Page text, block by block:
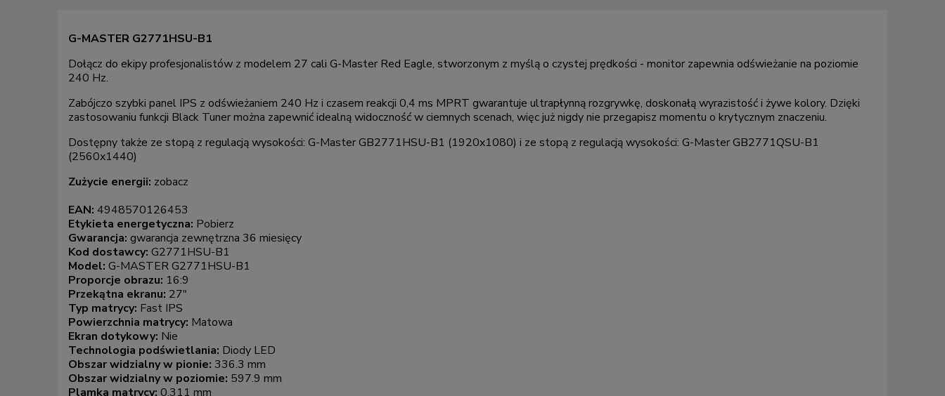
G-MASTER G2771HSU-B1
Dołącz do ekipy profesjonalistów z modelem 27 cali G-Master Red Eagle, stworzonym z myślą o czystej prędkości - monitor zapewnia odświeżanie na poziomie
240 Hz.
Zabójczo szybki panel IPS z odświeżaniem 240 Hz i czasem reakcji 0,4 ms MPRT gwarantuje ultrapłynną rozgrywkę, doskonałą wyrazistość i żywe kolory. Dzięki
zastosowaniu funkcji Black Tuner można zapewnić idealną widoczność w ciemnych scenach, więc już nigdy nie przegapisz momentu o krytycznym znaczeniu.
Dostępny także ze stopą z regulacją wysokości: G-Master GB2771HSU-B1 (1920x1080) i ze stopą z regulacją wysokości: G-Master GB2771QSU-B1
(2560x1440)
Zużycie energii: zobacz
EAN: 4948570126453
Etykieta energetyczna: Pobierz
Gwarancja: gwarancja zewnętrzna 36 miesięcy
Kod dostawcy: G2771HSU-B1
Model: G-MASTER G2771HSU-B1
Proporcje obrazu: 16:9
Przekątna ekranu: 27"
Typ matrycy: Fast IPS
Powierzchnia matrycy: Matowa
Ekran dotykowy: Nie
Technologia podświetlania: Diody LED
Obszar widzialny w pionie: 336.3 mm
Obszar widzialny w poziomie: 597.9 mm
Plamka matrycy: 0.311 mm